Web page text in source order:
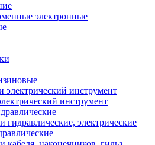
электронные
инструмент
гидравлические, электрические